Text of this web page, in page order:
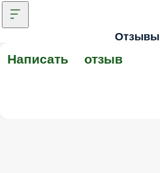
Отзывы
Написать отзыв